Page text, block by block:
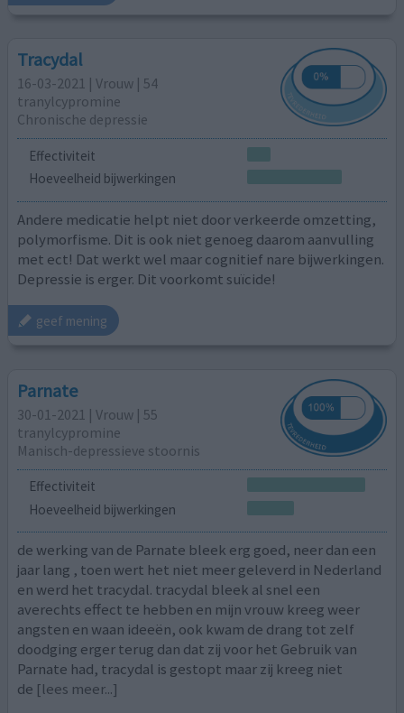
Tracydal
16-03-2021 | Vrouw | 54
tranylcypromine
Chronische depressie
Effectiviteit
Hoeveelheid bijwerkingen
Andere medicatie helpt niet door verkeerde omzetting,
polymorfisme. Dit is ook niet genoeg daarom aanvulling
met ect! Dat werkt wel maar cognitief nare bijwerkingen.
Depressie is erger. Dit voorkomt suïcide!
geef mening
Parnate
30-01-2021 | Vrouw | 55
tranylcypromine
Manisch-depressieve stoornis
Effectiviteit
Hoeveelheid bijwerkingen
de werking van de Parnate bleek erg goed, neer dan een
jaar lang , toen wert het niet meer geleverd in Nederland
en werd het tracydal. tracydal bleek al snel een
averechts effect te hebben en mijn vrouw kreeg weer
angsten en waan ideeën, ook kwam de drang tot zelf
doodging erger terug dan dat zij voor het Gebruik van
Parnate had, tracydal is gestopt maar zij kreeg niet
de [lees meer...]